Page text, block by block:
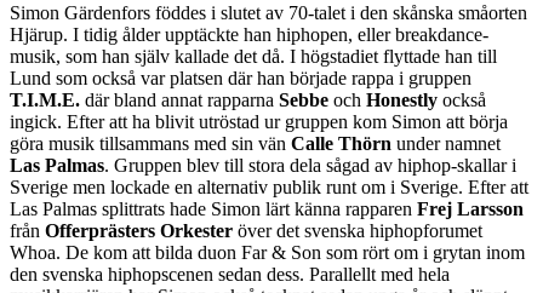
Simon Gärdenfors föddes i slutet av 70-talet i den skånska småorten
Hjärup. I tidig ålder upptäckte han hiphopen, eller breakdance-
musik, som han själv kallade det då. I högstadiet flyttade han till
Lund som också var platsen där han började rappa i gruppen
T.I.M.E. där bland annat rapparna Sebbe och Honestly också
ingick. Efter att ha blivit utröstad ur gruppen kom Simon att börja
göra musik tillsammans med sin vän Calle Thörn under namnet
Las Palmas. Gruppen blev till stora dela sågad av hiphop-skallar i
Sverige men lockade en alternativ publik runt om i Sverige. Efter att
Las Palmas splittrats hade Simon lärt känna rapparen Frej Larsson
från Offerprästers Orkester över det svenska hiphopforumet
Whoa. De kom att bilda duon Far & Son som rört om i grytan inom
den svenska hiphopscenen sedan dess. Parallellt med hela